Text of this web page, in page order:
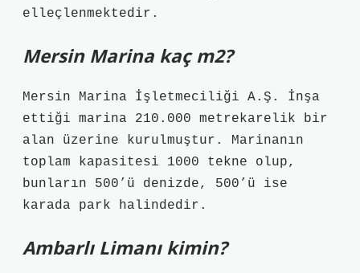
elleçlenmektedir.
Mersin Marina kaç m2?
Mersin Marina İşletmeciliği A.Ş. İnşa
ettiği marina 210.000 metrekarelik bir
alan üzerine kurulmuştur. Marinanın
toplam kapasitesi 1000 tekne olup,
bunların 500’ü denizde, 500’ü ise
karada park halindedir.
Ambarlı Limanı kimin?